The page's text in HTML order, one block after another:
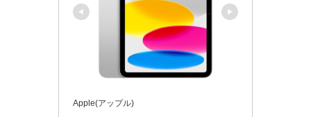
Apple(アップル)